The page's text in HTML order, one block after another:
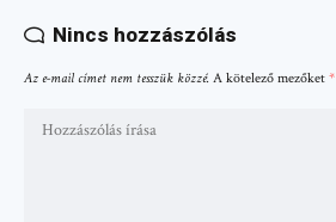
Nincs hozzászólás
Az e-mail címet nem tesszük közzé. A kötelező mezőket *